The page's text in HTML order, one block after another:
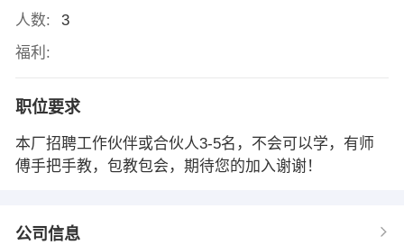
人数:
3
福利:
职位要求
本厂招聘工作伙伴或合伙人3-5名，不会可以学，有师
傅手把手教，包教包会，期待您的加入谢谢！
公司信息